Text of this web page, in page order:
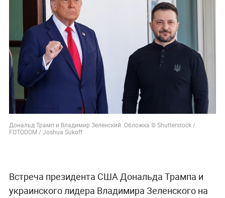
Дональд Трамп и Владимир Зеленский. Обложка © Shutterstock /
FOTODOM / Joshua Sukoff
Встреча президента США Дональда Трампа и
украинского лидера Владимира Зеленского на